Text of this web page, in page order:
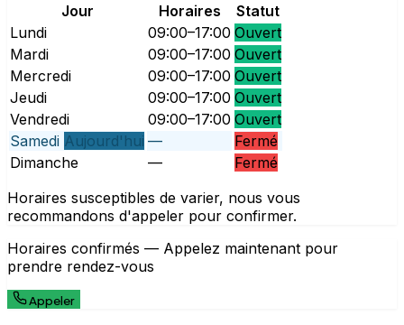
Jour Horaires
Statut
Lundi
09:00–17:00 Ouvert
Mardi
09:00–17:00 Ouvert
Mercredi
09:00–17:00 Ouvert
Jeudi
09:00–17:00 Ouvert
Vendredi
09:00–17:00 Ouvert
Samedi Aujourd'hui —
Fermé
Dimanche
—
Fermé
Horaires susceptibles de varier, nous vous
recommandons d'appeler pour confirmer.
Horaires confirmés — Appelez maintenant pour
prendre rendez-vous
Appeler